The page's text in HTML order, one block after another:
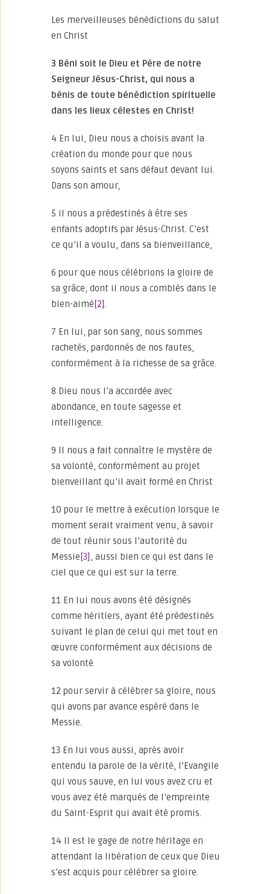
Les merveilleuses bénédictions du salut
en Christ
3 Béni soit le Dieu et Père de notre
Seigneur Jésus-Christ, qui nous a
bénis de toute bénédiction spirituelle
dans les lieux célestes en Christ!
4 En lui, Dieu nous a choisis avant la
création du monde pour que nous
soyons saints et sans défaut devant lui.
Dans son amour,
5 il nous a prédestinés à être ses
enfants adoptifs par Jésus-Christ. C’est
ce qu’il a voulu, dans sa bienveillance,
6 pour que nous célébrions la gloire de
sa grâce, dont il nous a comblés dans le
bien-aimé [2].
7 En lui, par son sang, nous sommes
rachetés, pardonnés de nos fautes,
conformément à la richesse de sa grâce.
8 Dieu nous l’a accordée avec
abondance, en toute sagesse et
intelligence.
9 Il nous a fait connaître le mystère de
sa volonté, conformément au projet
bienveillant qu’il avait formé en Christ
10 pour le mettre à exécution lorsque le
moment serait vraiment venu, à savoir
de tout réunir sous l’autorité du
Messie [3] , aussi bien ce qui est dans le
ciel que ce qui est sur la terre.
11 En lui nous avons été désignés
comme héritiers, ayant été prédestinés
suivant le plan de celui qui met tout en
œuvre conformément aux décisions de
sa volonté
12 pour servir à célébrer sa gloire, nous
qui avons par avance espéré dans le
Messie.
13 En lui vous aussi, après avoir
entendu la parole de la vérité, l’Evangile
qui vous sauve, en lui vous avez cru et
vous avez été marqués de l’empreinte
du Saint-Esprit qui avait été promis.
14 Il est le gage de notre héritage en
attendant la libération de ceux que Dieu
s’est acquis pour célébrer sa gloire.